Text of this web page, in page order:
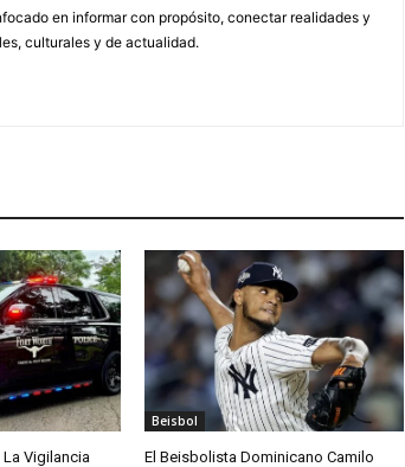
en informar con propósito, conectar realidades y
culturales y de actualidad.
Vigilancia
Beisbol
El Beisbolista Dominicano Camilo